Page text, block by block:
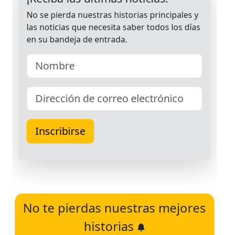
No te pierdas nuestras mejores
historias